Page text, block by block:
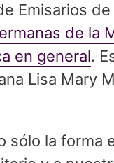
Emisarios
de la
en general.
Lisa Mary
sólo la forma